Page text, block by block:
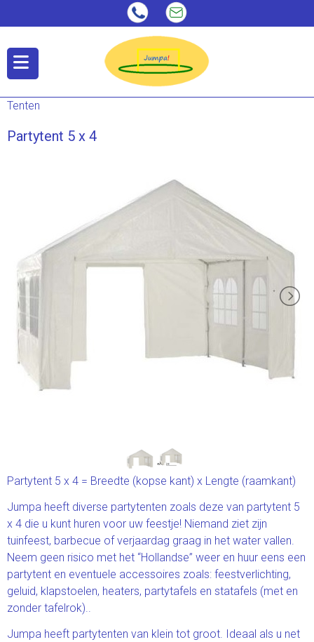
Tenten
Partytent 5 x 4
Partytent 5 x 4 = Breedte (kopse kant) x Lengte (raamkant)
Jumpa heeft diverse partytenten zoals deze van partytent 5
x 4 die u kunt huren voor uw feestje! Niemand ziet zijn
tuinfeest, barbecue of verjaardag graag in het water vallen.
Neem geen risico met het “Hollandse” weer en huur eens een
partytent en eventuele accessoires zoals: feestverlichting,
geluid, klapstoelen, heaters, partytafels en statafels (met en
zonder tafelrok)..
Jumpa heeft partytenten van klein tot groot. Ideaal als u net